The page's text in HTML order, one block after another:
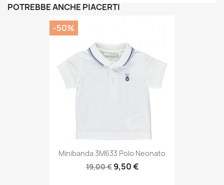
POTREBBE ANCHE PIACERTI
Minibanda 3M633 Polo Neonato
19,00 € 9,50 €
-50%